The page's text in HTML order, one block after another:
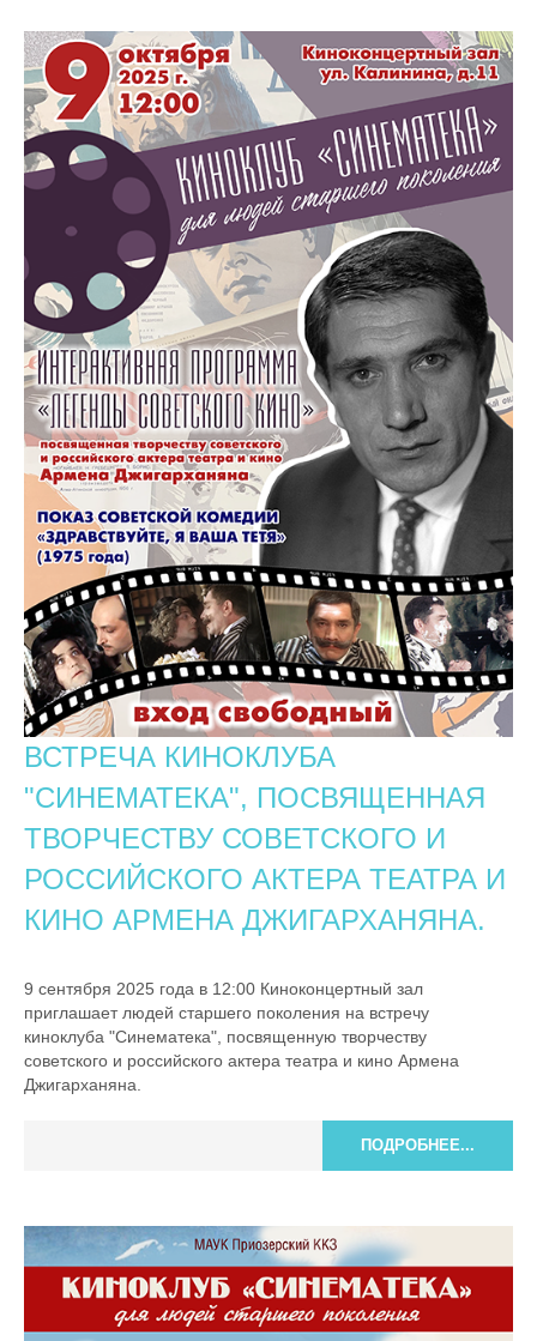
ВСТРЕЧА КИНОКЛУБА
"СИНЕМАТЕКА", ПОСВЯЩЕННАЯ
ТВОРЧЕСТВУ СОВЕТСКОГО И
РОССИЙСКОГО АКТЕРА ТЕАТРА И
КИНО АРМЕНА ДЖИГАРХАНЯНА.
9 сентября 2025 года в 12:00 Киноконцертный зал
приглашает людей старшего поколения на встречу
киноклуба "Синематека", посвященную творчеству
советского и российского актера театра и кино Армена
Джигарханяна.
ПОДРОБНЕЕ...